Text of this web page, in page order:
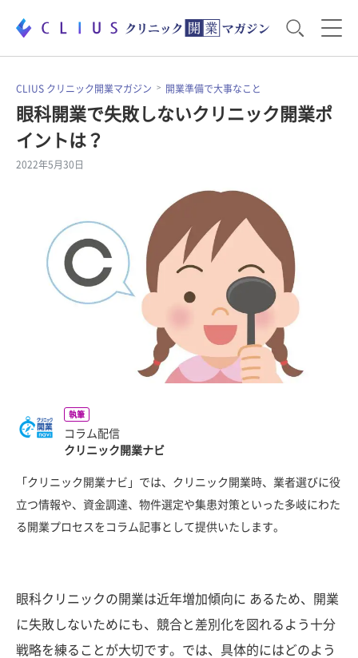
お役立ち資料 運営・経営のポイント
開業医のリアル
医療機器・事務機器
集患のコツ セミナー
CLIUS クリニック開業マガジン 開業準備で大事なこと
眼科開業で失敗しないクリニック開業ポ
イントは？
2022年5月30日
執筆
コラム配信
クリニック開業ナビ
「クリニック開業ナビ」では、クリニック開業時、業者選びに役
立つ情報や、資金調達、物件選定や集患対策といった多岐にわた
る開業プロセスをコラム記事として提供いたします。
眼科クリニックの開業は近年増加傾向に あるため、開業
に失敗しないためにも、競合と差別化を図れるよう十分
戦略を練ることが大切です。では、具体的にはどのよう